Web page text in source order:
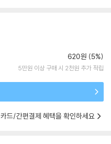
620원 (5%)
5만원 이상 구매 시 2천원 추가 적립
카드/간편결제 혜택을 확인하세요